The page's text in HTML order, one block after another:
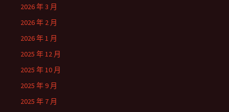
2026 年 3 月
2026 年 2 月
2026 年 1 月
2025 年 12 月
2025 年 10 月
2025 年 9 月
2025 年 7 月